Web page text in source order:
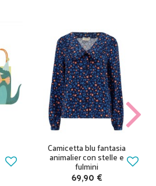
Camicetta blu fantasia
animalier con stelle e
fulmini
69,90 €